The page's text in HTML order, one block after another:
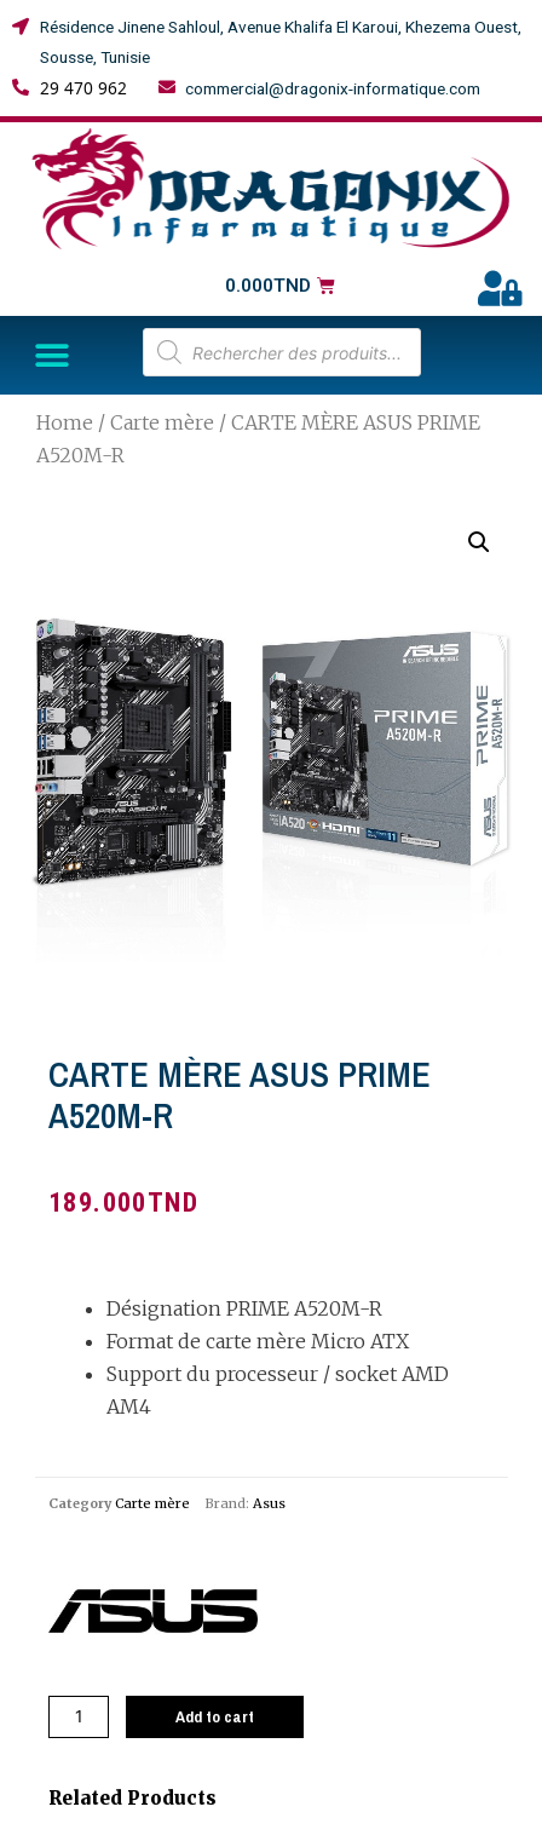
Résidence Jinene Sahloul, Avenue Khalifa El Karoui, Khezema Ouest,
Sousse, Tunisie
29 470 962 commercial@dragonix-informatique.com
0.000TND
Home / Carte mère / CARTE MÈRE ASUS PRIME
A520M-R
CARTE MÈRE ASUS PRIME
A520M-R
189.000TND
Désignation PRIME A520M-R
Format de carte mère Micro ATX
Support du processeur / socket AMD
AM4
Category Carte mère Brand: Asus
Add to cart
Related Products